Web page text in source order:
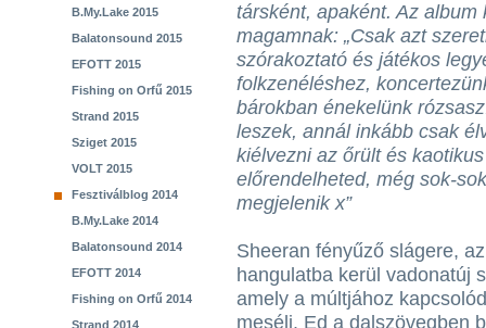
B.My.Lake 2015
Balatonsound 2015
EFOTT 2015
Fishing on Orfű 2015
Strand 2015
Sziget 2015
VOLT 2015
Fesztiválblog 2014
B.My.Lake 2014
Balatonsound 2014
EFOTT 2014
Fishing on Orfű 2014
Strand 2014
társként, apaként. Az
magamnak: „Csak azt
szórakoztató és játékos
folkzenéléshez,
bárokban énekelünk
leszek, annál inkább csak
kiélvezni az őrült és
előrendelheted, még sok-
megjelenik x”
Sheeran fényűző slágere,
hangulatba kerül vadonatúj
amely a múltjához
meséli. Ed a dalszövegben